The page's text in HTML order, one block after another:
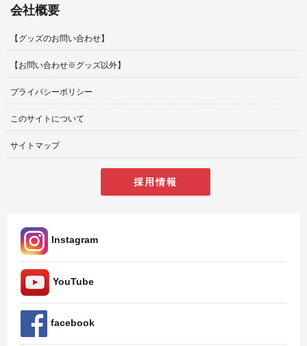
会社概要
【グッズのお問い合わせ】
【お問い合わせ※グッズ以外】
プライバシーポリシー
このサイトについて
サイトマップ
採用情報
Instagram
YouTube
facebook